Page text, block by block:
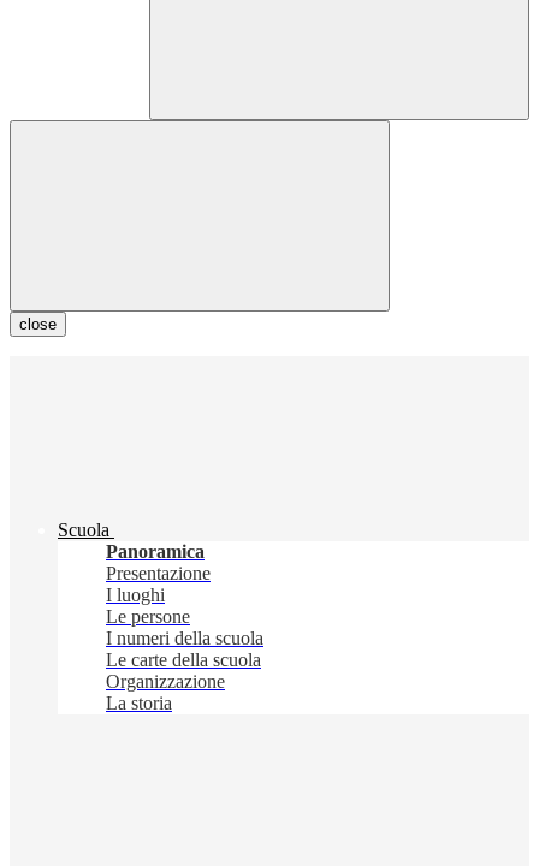
close
Scuola
Panoramica
Presentazione
I luoghi
Le persone
I numeri della scuola
Le carte della scuola
Organizzazione
La storia